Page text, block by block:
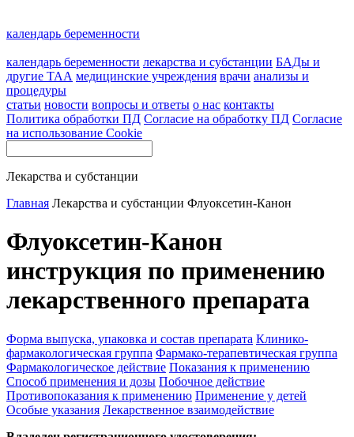
календарь беременности
календарь беременности лекарства и субстанции БАДы и
другие ТАА медицинские учреждения врачи анализы и
процедуры
статьи новости вопросы и ответы о нас контакты
Политика обработки ПД Согласие на обработку ПД Согласие
на использование Cookie
Лекарства и субстанции
Главная Лекарства и субстанции Флуоксетин-Канон
Флуоксетин-Канон
инструкция по применению
лекарственного препарата
Форма выпуска, упаковка и состав препарата Клинико-
фармакологическая группа Фармако-терапевтическая группа
Фармакологическое действие Показания к применению
Способ применения и дозы Побочное действие
Противопоказания к применению Применение у детей
Особые указания Лекарственное взаимодействие